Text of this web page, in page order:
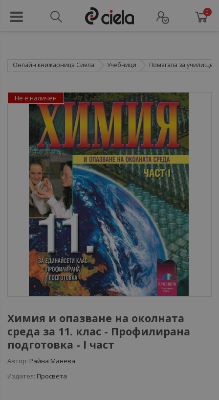
0
Онлайн книжарница Сиела Учебници Помагала за училище
Химия и опазване на околната
среда за 11. клас - Профилирана
подготовка - I част
Автор: Райна Манева
Издател: Просвета
Не е наличен